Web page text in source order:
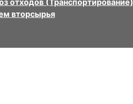
отходов (Транспортирование)
вторсырья